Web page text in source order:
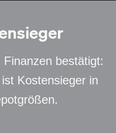
Finanzen bestätigt:
Kostensieger in